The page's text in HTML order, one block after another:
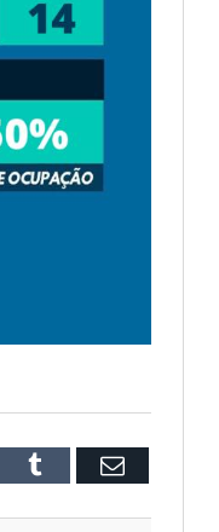
Tumblr Email